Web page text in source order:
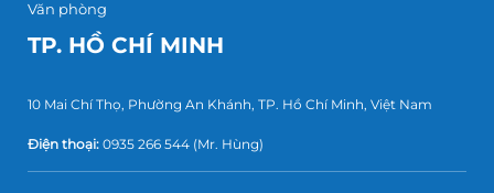
Văn phòng
TP. HỒ CHÍ MINH
10 Mai Chí Thọ, Phường An Khánh, TP. Hồ Chí Minh, Việt Nam
Điện thoại: 0935 266 544 (Mr. Hùng)